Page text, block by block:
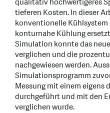
qualitativ hochwertigeres
tieferen Kosten. In dieser
konventionelle
konturnahe Kühlung
Simulation konnte das
verglichen und die
nachgewiesen werden.
Simulationsprogramm
Messung mit einem eigens
durchgeführt und mit den
verglichen wurde.